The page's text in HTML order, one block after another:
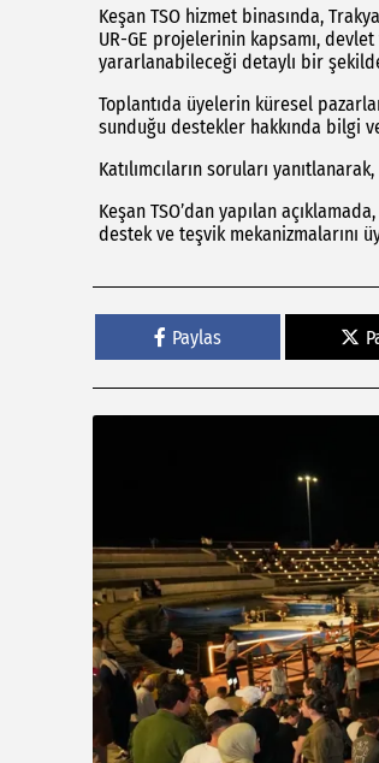
Keşan TSO hizmet binasında,
UR-GE projelerinin kapsamı,
yararlanabileceği detaylı bir
Toplantıda üyelerin küresel
sunduğu destekler hakkında bilgi
Katılımcıların soruları
Keşan TSO’dan yapılan
destek ve teşvik mekanizmalarını
Paylas